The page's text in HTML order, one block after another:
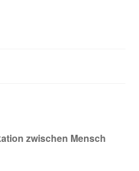
zwischen Mensch